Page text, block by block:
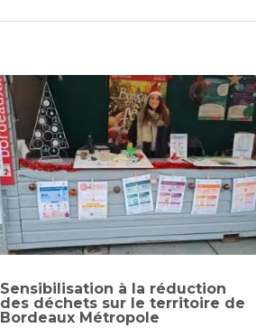
Sensibilisation à la réduction
des déchets sur le territoire de
Bordeaux Métropole